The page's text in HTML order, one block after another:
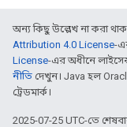
অন্য কিছু উল্লেখ না করা
Attribution 4.0 License-
License-এর অধীনে
নীতি দেখুন। Java হল
ট্রেডমার্ক।
2025-07-25 UTC-তে